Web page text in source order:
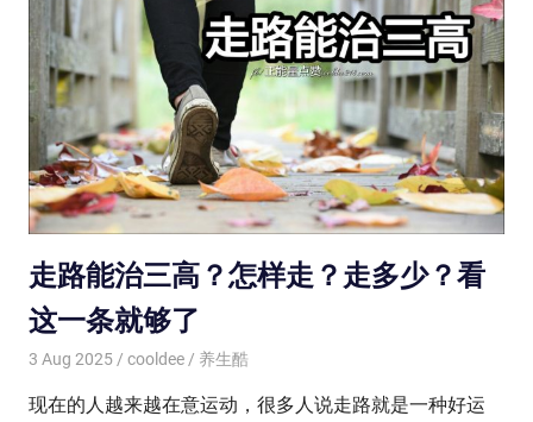
走路能治三高？怎样走？走多少？看
这一条就够了
3 Aug 2025 cooldee 养生酷
现在的人越来越在意运动，很多人说走路就是一种好运